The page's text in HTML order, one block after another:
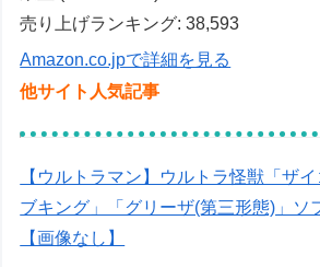
売り上げランキング: 38,593
Amazon.co.jpで詳細を見る
他サイト人気記事
【ウルトラマン】ウルトラ怪獣「ザ
ブキング」「グリーザ(第三形態)」ソ
【画像なし】